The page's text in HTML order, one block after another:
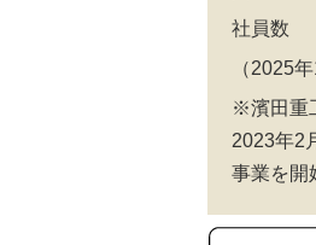
社員数
（2025
※濱田重
2023年2
事業を開